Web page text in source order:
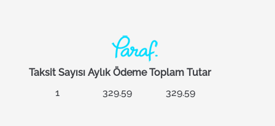
Taksit Sayısı Aylık Ödeme Toplam Tutar
1
329.59 329.59